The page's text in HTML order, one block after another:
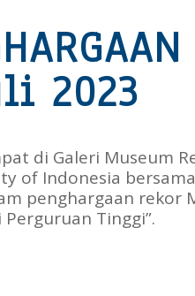
2023
di Galeri Museum
of Indonesia
penghargaan rekor
Tinggi”.